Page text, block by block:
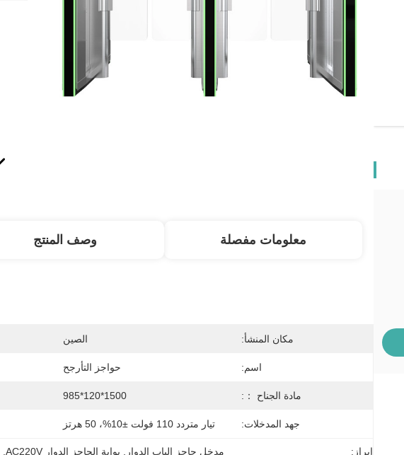
معلومات مفصلة وصف المنتج
مكان المنشأ: الصين
اسم: حواجز التأرجح
مادة الجناح ：: 1500*120*985
جهد المدخلات: تيار متردد 110 فولت ±10%، 50 هرتز
إبراز: مدخل حاجز الباب الدوار بوابة الحاجز الدوار AC220V